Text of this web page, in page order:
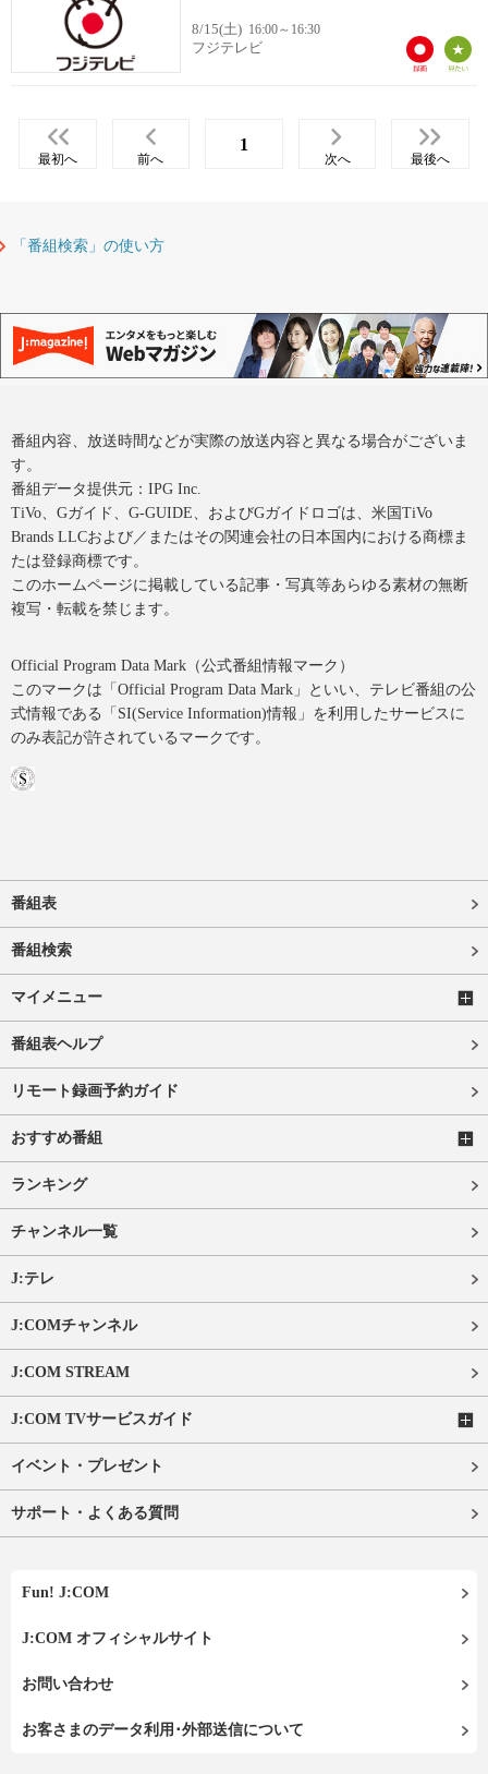
8/15(土) 16:00～16:30
フジテレビ
最初へ 前へ
1
次へ 最後へ
「番組検索」の使い方
番組内容、放送時間などが実際の放送内容と異なる場合がございま
す。
番組データ提供元：IPG Inc.
TiVo、Gガイド、G-GUIDE、およびGガイドロゴは、米国TiVo
Brands LLCおよび／またはその関連会社の日本国内における商標ま
たは登録商標です。
このホームページに掲載している記事・写真等あらゆる素材の無断
複写・転載を禁じます。
Official Program Data Mark（公式番組情報マーク）
このマークは「Official Program Data Mark」といい、テレビ番組の公
式情報である「SI(Service Information)情報」を利用したサービスに
のみ表記が許されているマークです。
番組表
番組検索
マイメニュー
番組表ヘルプ
リモート録画予約ガイド
おすすめ番組
ランキング
チャンネル一覧
J:テレ
J:COMチャンネル
J:COM STREAM
J:COM TVサービスガイド
イベント・プレゼント
サポート・よくある質問
Fun! J:COM
J:COM オフィシャルサイト
お問い合わせ
お客さまのデータ利用･外部送信について